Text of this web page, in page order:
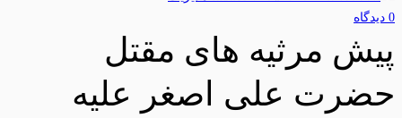
0 دیدگاه‌
پیش مرثیه های مقتل
حضرت علی اصغر علیه